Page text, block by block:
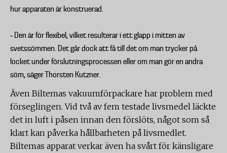
hur apparaten är konstruerad.
– Den är för flexibel, vilket resulterar i ett glapp i mitten av
svetssömmen. Det går dock att få till det om man trycker på
locket under förslutningsprocessen eller om man gör en andra
söm, säger Thorsten Kutzner.
Även Biltemas vakuumförpackare har problem med
förseglingen. Vid två av fem testade livsmedel läckte
det in luft i påsen innan den förslöts, något som så
klart kan påverka hållbarheten på livsmedlet.
Biltemas apparat verkar även ha svårt för känsligare